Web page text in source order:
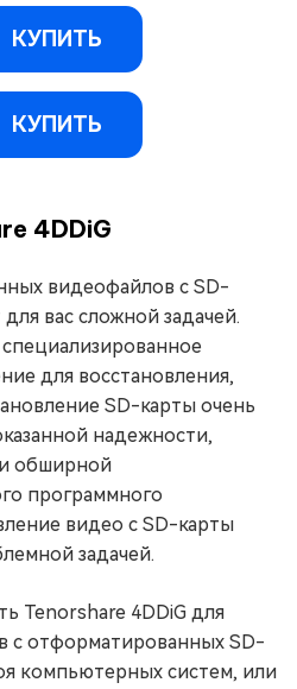
КУПИТЬ
КУПИТЬ
4DDiG
видеофайлов с SD-
вас сложной задачей.
для восстановления,
SD-карты очень
надежности,
обширной
программного
видео с SD-карты
задачей.
Tenorshare 4DDiG для
с отформатированных SD-
компьютерных систем, или